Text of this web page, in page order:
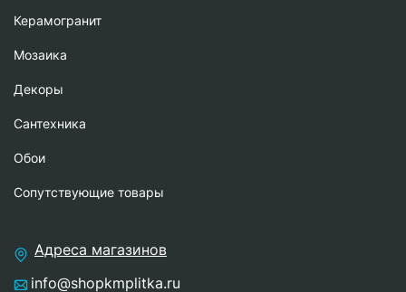
Керамогранит
Мозаика
Декоры
Сантехника
Обои
Сопутствующие товары
Адреса магазинов
info@shopkmplitka.ru